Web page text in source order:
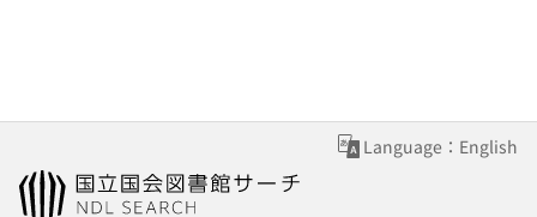
Language：English